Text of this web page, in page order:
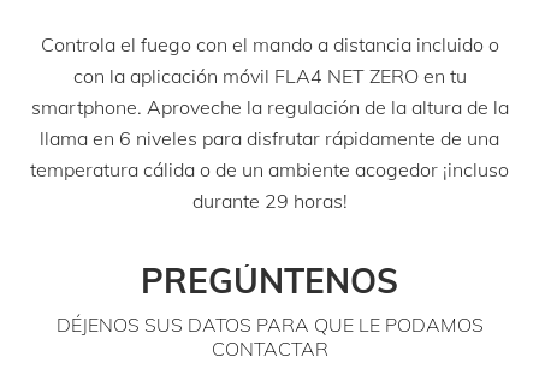
Controla el fuego con el mando a distancia incluido o
con la aplicación móvil FLA4 NET ZERO en tu
smartphone. Aproveche la regulación de la altura de la
llama en 6 niveles para disfrutar rápidamente de una
temperatura cálida o de un ambiente acogedor ¡incluso
durante 29 horas!
PREGÚNTENOS
DÉJENOS SUS DATOS PARA QUE LE PODAMOS
CONTACTAR